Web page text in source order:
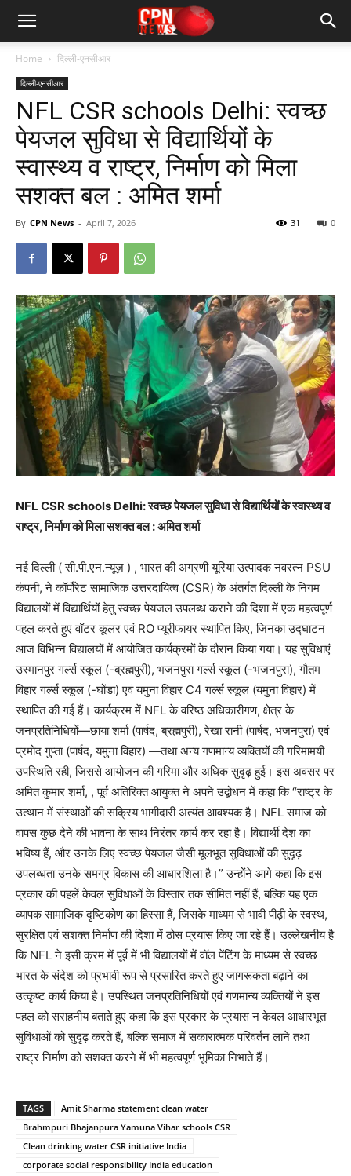
Home दिल्ली-एनसीआर
दिल्ली-एनसीआर
NFL CSR schools Delhi: स्वच्छ
पेयजल सुविधा से विद्यार्थियों के
स्वास्थ्य व राष्ट्र, निर्माण को मिला
सशक्त बल : अमित शर्मा
By CPN News - April 7, 2026 0
31
NFL CSR schools Delhi: स्वच्छ पेयजल सुविधा से विद्यार्थियों के स्वास्थ्य व
राष्ट्र, निर्माण को मिला सशक्त बल : अमित शर्मा
नई दिल्ली ( सी.पी.एन.न्यूज़ ) , भारत की अग्रणी यूरिया उत्पादक नवरत्न PSU
कंपनी, ने कॉर्पोरेट सामाजिक उत्तरदायित्व (CSR) के अंतर्गत दिल्ली के निगम
विद्यालयों में विद्यार्थियों हेतु स्वच्छ पेयजल उपलब्ध कराने की दिशा में एक महत्वपूर्ण
पहल करते हुए वॉटर कूलर एवं RO प्यूरीफायर स्थापित किए, जिनका उद्घाटन
आज विभिन्न विद्यालयों में आयोजित कार्यक्रमों के दौरान किया गया। यह सुविधाएं
उस्मानपुर गर्ल्स स्कूल (-ब्रह्मपुरी), भजनपुरा गर्ल्स स्कूल (-भजनपुरा), गौतम
विहार गर्ल्स स्कूल (-घोंडा) एवं यमुना विहार C4 गर्ल्स स्कूल (यमुना विहार) में
स्थापित की गई हैं। कार्यक्रम में NFL के वरिष्ठ अधिकारीगण, क्षेत्र के
जनप्रतिनिधियों—छाया शर्मा (पार्षद, ब्रह्मपुरी), रेखा रानी (पार्षद, भजनपुरा) एवं
प्रमोद गुप्ता (पार्षद, यमुना विहार) —तथा अन्य गणमान्य व्यक्तियों की गरिमामयी
उपस्थिति रही, जिससे आयोजन की गरिमा और अधिक सुदृढ़ हुई। इस अवसर पर
अमित कुमार शर्मा, , पूर्व अतिरिक्त आयुक्त ने अपने उद्बोधन में कहा कि “राष्ट्र के
उत्थान में संस्थाओं की सक्रिय भागीदारी अत्यंत आवश्यक है। NFL समाज को
वापस कुछ देने की भावना के साथ निरंतर कार्य कर रहा है। विद्यार्थी देश का
भविष्य हैं, और उनके लिए स्वच्छ पेयजल जैसी मूलभूत सुविधाओं की सुदृढ़
उपलब्धता उनके समग्र विकास की आधारशिला है।” उन्होंने आगे कहा कि इस
प्रकार की पहलें केवल सुविधाओं के विस्तार तक सीमित नहीं हैं, बल्कि यह एक
व्यापक सामाजिक दृष्टिकोण का हिस्सा हैं, जिसके माध्यम से भावी पीढ़ी के स्वस्थ,
सुरक्षित एवं सशक्त निर्माण की दिशा में ठोस प्रयास किए जा रहे हैं। उल्लेखनीय है
कि NFL ने इसी क्रम में पूर्व में भी विद्यालयों में वॉल पेंटिंग के माध्यम से स्वच्छ
भारत के संदेश को प्रभावी रूप से प्रसारित करते हुए जागरूकता बढ़ाने का
उत्कृष्ट कार्य किया है। उपस्थित जनप्रतिनिधियों एवं गणमान्य व्यक्तियों ने इस
पहल को सराहनीय बताते हुए कहा कि इस प्रकार के प्रयास न केवल आधारभूत
सुविधाओं को सुदृढ़ करते हैं, बल्कि समाज में सकारात्मक परिवर्तन लाने तथा
राष्ट्र निर्माण को सशक्त करने में भी महत्वपूर्ण भूमिका निभाते हैं।
TAGS
Amit Sharma statement clean water
Brahmpuri Bhajanpura Yamuna Vihar schools CSR
Clean drinking water CSR initiative India
corporate social responsibility India education